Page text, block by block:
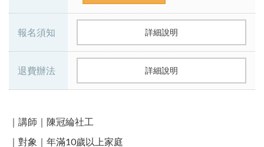
報名須知 詳細說明
退費辦法 詳細說明
｜講師｜陳冠綸社工
｜對象｜年滿10歲以上家庭